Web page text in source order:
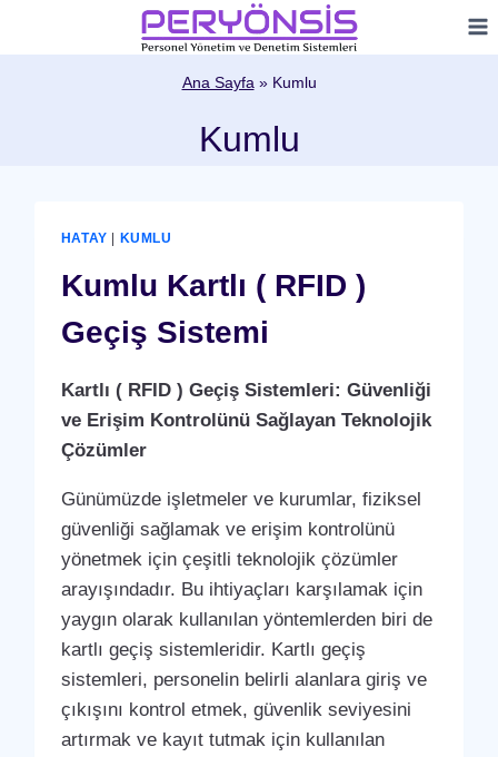
Ana Sayfa» Kumlu
Kumlu
HATAY | KUMLU
Kumlu Kartlı ( RFID )
Geçiş Sistemi
Kartlı ( RFID ) Geçiş Sistemleri: Güvenliği
ve Erişim Kontrolünü Sağlayan Teknolojik
Çözümler
Günümüzde işletmeler ve kurumlar, fiziksel
güvenliği sağlamak ve erişim kontrolünü
yönetmek için çeşitli teknolojik çözümler
arayışındadır. Bu ihtiyaçları karşılamak için
yaygın olarak kullanılan yöntemlerden biri de
kartlı geçiş sistemleridir. Kartlı geçiş
sistemleri, personelin belirli alanlara giriş ve
çıkışını kontrol etmek, güvenlik seviyesini
artırmak ve kayıt tutmak için kullanılan